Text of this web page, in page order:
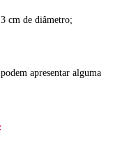
cm de diâmetro;
apresentar alguma